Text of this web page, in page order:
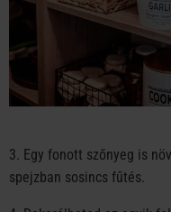
3. Egy fonott szőnyeg is
spejzban sosincs fűtés.